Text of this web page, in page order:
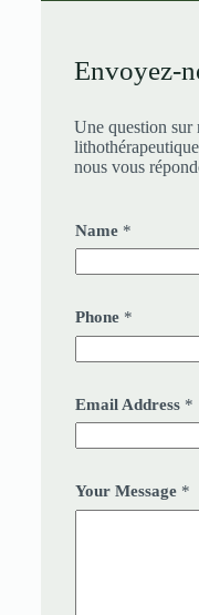
Envoyez-
Une question sur
nous vous
Name *
Phone *
Email Address *
Your Message *